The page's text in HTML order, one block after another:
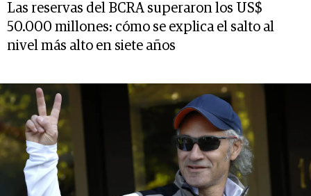
Las reservas del BCRA superaron los US$
50.000 millones: cómo se explica el salto al
nivel más alto en siete años